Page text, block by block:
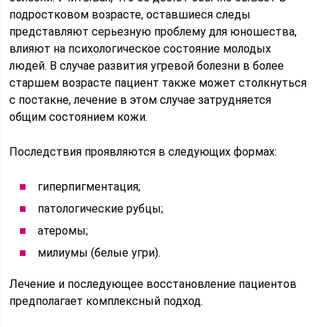
подростковом возрасте, оставшиеся следы
представляют серьезную проблему для юношества,
влияют на психологическое состояние молодых
людей. В случае развития угревой болезни в более
старшем возрасте пациент также может столкнуться
с постакне, лечение в этом случае затрудняется
общим состоянием кожи.
Последствия проявляются в следующих формах:
гиперпигментация;
патологические рубцы;
атеромы;
милиумы (белые угри).
Лечение и последующее восстановление пациентов
предполагает комплексный подход.